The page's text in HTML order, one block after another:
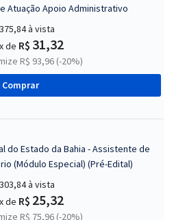
Atuação Apoio Administrativo
à vista
de R$ 31,32
R$ 93,96 (-20%)
Comprar
do Estado da Bahia - Assistente de
(Módulo Especial) (Pré-Edital)
à vista
de R$ 25,32
R$ 75,96 (-20%)